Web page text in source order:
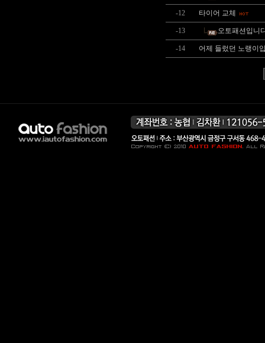
-12 타이어 교체
-13 오토패션입니
-14 어제 들렀던 노랭이